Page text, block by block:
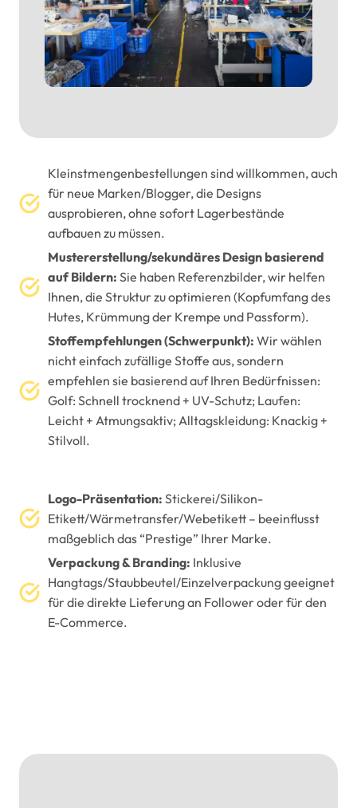
Kleinstmengenbestellungen sind willkommen, auch
für neue Marken/Blogger, die Designs
ausprobieren, ohne sofort Lagerbestände
aufbauen zu müssen.
Mustererstellung/sekundäres Design basierend
auf Bildern: Sie haben Referenzbilder, wir helfen
Ihnen, die Struktur zu optimieren (Kopfumfang des
Hutes, Krümmung der Krempe und Passform).
Stoffempfehlungen (Schwerpunkt): Wir wählen
nicht einfach zufällige Stoffe aus, sondern
empfehlen sie basierend auf Ihren Bedürfnissen:
Golf: Schnell trocknend + UV-Schutz; Laufen:
Leicht + Atmungsaktiv; Alltagskleidung: Knackig +
Stilvoll.
Logo-Präsentation: Stickerei/Silikon-
Etikett/Wärmetransfer/Webetikett – beeinflusst
maßgeblich das “Prestige” Ihrer Marke.
Verpackung & Branding: Inklusive
Hangtags/Staubbeutel/Einzelverpackung geeignet
für die direkte Lieferung an Follower oder für den
E-Commerce.